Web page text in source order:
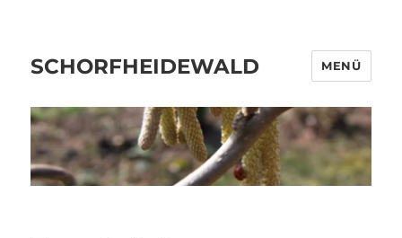
SCHORFHEIDEWALD MENÜ